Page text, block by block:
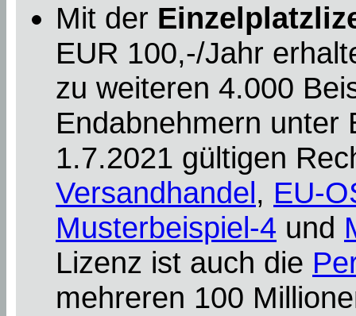
Mit der
EUR 100,-/Jahr
zu weiteren 4.000
Endabnehmern unter
1.7.2021 gültigen
Versandhandel, EU-
Musterbeispiel-4 und
Lizenz ist auch die
mehreren 100